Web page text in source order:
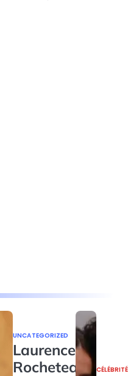
UNCATEGORIZED
Laurence
Rocheteau